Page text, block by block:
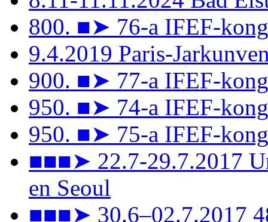
800. ■➤ 76-a IFEF-
9.4.2019 Paris-
900. ■➤ 77-a IFEF-
950. ■➤ 74-a IFEF-
950. ■➤ 75-a IFEF-
■■■➤ 22.7-29.7.2017
en Seoul
■■■➤ 30.6–02.7.2017